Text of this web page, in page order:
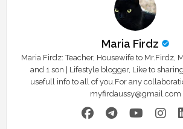
Maria Firdz
Maria Firdz: Teacher, Housewife to Mr.Firdz,
and 1 son | Lifestyle blogger, Like to
usefull info to all of you.For any
myfirdaussy@gmail.com